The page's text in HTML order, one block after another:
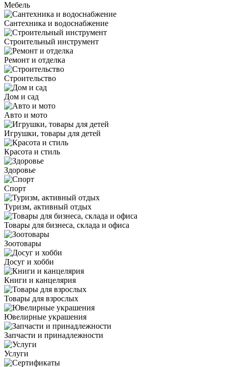
Мебель
Сантехника и водоснабжение
Строительный инструмент
Ремонт и отделка
Строительство
Дом и сад
Авто и мото
Игрушки, товары для детей
Красота и стиль
Здоровье
Спорт
Туризм, активный отдых
Товары для бизнеса, склада и офиса
Зоотовары
Досуг и хобби
Книги и канцелярия
Товары для взрослых
Ювелирные украшения
Запчасти и принадлежности
Услуги